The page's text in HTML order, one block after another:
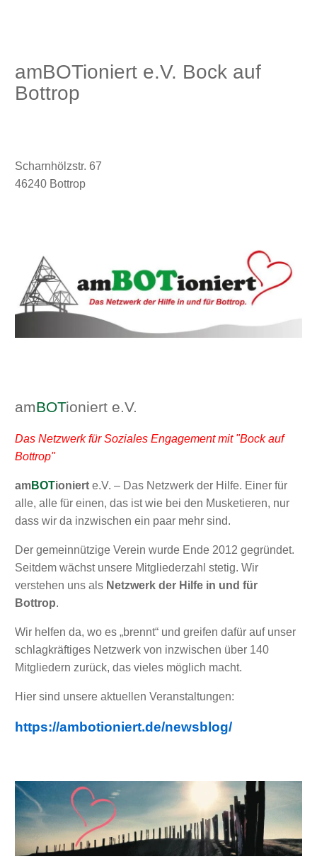
amBOTioniert e.V. Bock auf
Bottrop
Scharnhölzstr. 67
46240 Bottrop
amBOTioniert e.V.
Das Netzwerk für Soziales Engagement mit "Bock auf
Bottrop"
amBOTioniert e.V. – Das Netzwerk der Hilfe. Einer für
alle, alle für einen, das ist wie bei den Musketieren, nur
dass wir da inzwischen ein paar mehr sind.
Der gemeinnützige Verein wurde Ende 2012 gegründet.
Seitdem wächst unsere Mitgliederzahl stetig. Wir
verstehen uns als Netzwerk der Hilfe in und für
Bottrop.
Wir helfen da, wo es „brennt“ und greifen dafür auf unser
schlagkräftiges Netzwerk von inzwischen über 140
Mitgliedern zurück, das vieles möglich macht.
Hier sind unsere aktuellen Veranstaltungen:
https://ambotioniert.de/newsblog/